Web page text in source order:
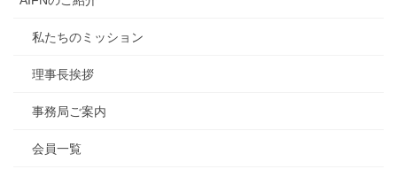
私たちのミッション
理事長挨拶
事務局ご案内
会員一覧